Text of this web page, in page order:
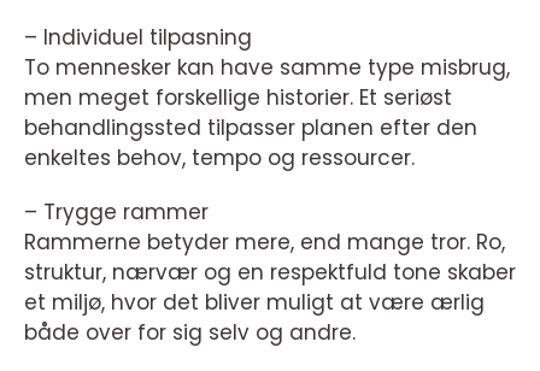
– Individuel tilpasning
To mennesker kan have samme type misbrug,
men meget forskellige historier. Et seriøst
behandlingssted tilpasser planen efter den
enkeltes behov, tempo og ressourcer.
– Trygge rammer
Rammerne betyder mere, end mange tror. Ro,
struktur, nærvær og en respektfuld tone skaber
et miljø, hvor det bliver muligt at være ærlig
både over for sig selv og andre.